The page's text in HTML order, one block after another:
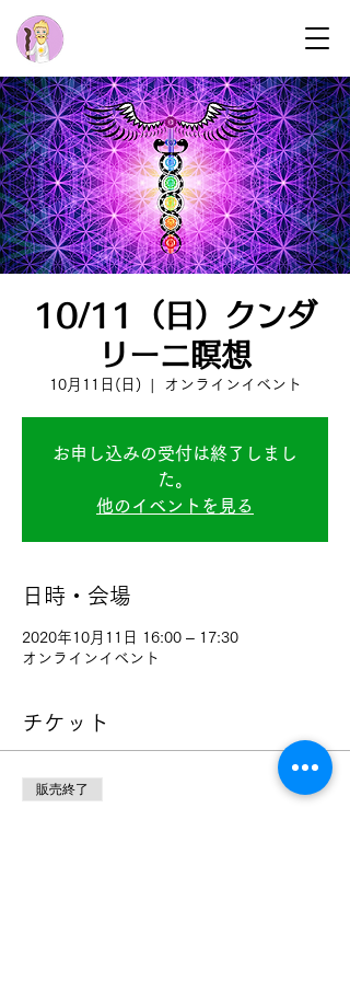
10/11（日）クンダ
リーニ瞑想
10月11日(日)
  |
オンラインイベント
お申し込みの受付は終了しまし
た。
他のイベントを見る
日時・会場
2020年10月11日 16:00 – 17:30
オンラインイベント
チケット
販売終了